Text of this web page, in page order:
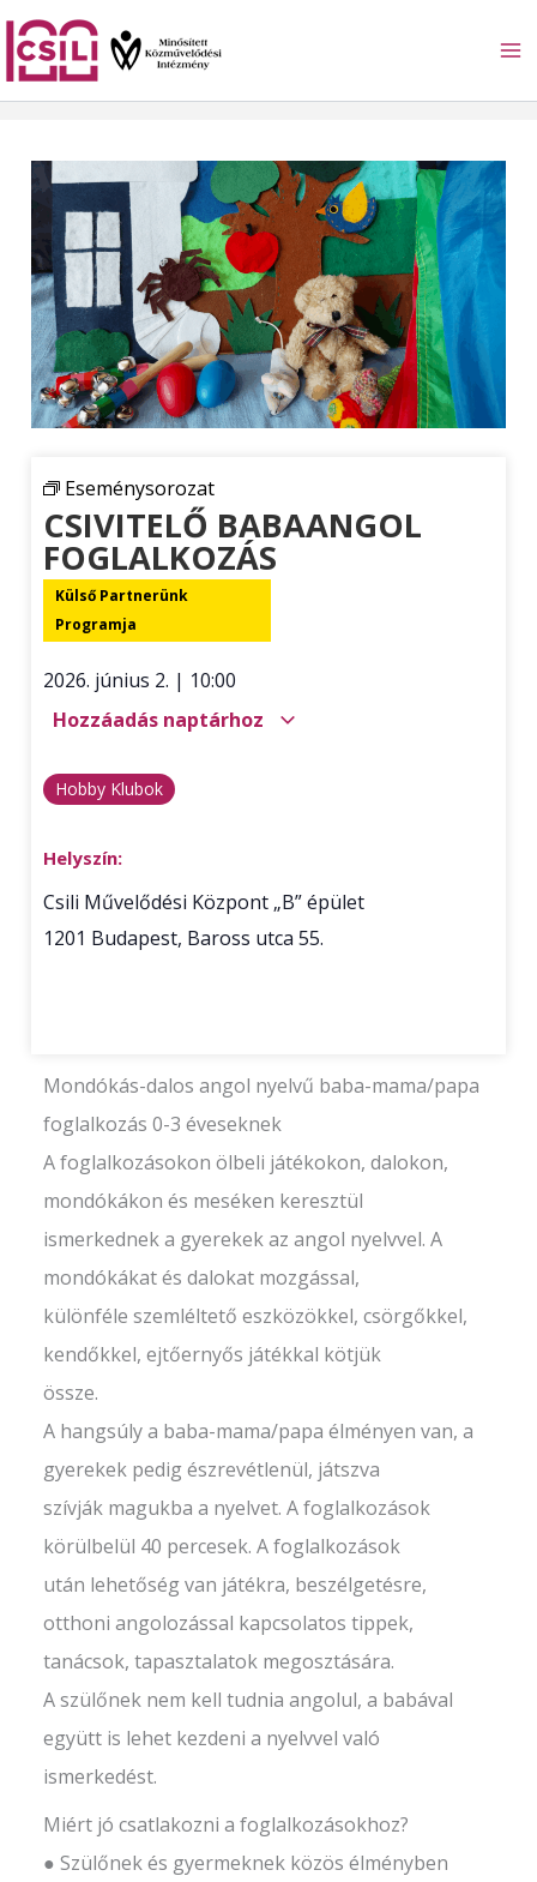
Skip
to
content
Eseménysorozat
CSIVITELŐ BABAANGOL
FOGLALKOZÁS
Külső Partnerünk
Programja
2026. június 2. | 10:00
Hozzáadás naptárhoz
Hobby Klubok
Helyszín:
Csili Művelődési Központ „B” épület
1201 Budapest, Baross utca 55.
Mondókás-dalos angol nyelvű baba-mama/papa
foglalkozás 0-3 éveseknek
A foglalkozásokon ölbeli játékokon, dalokon,
mondókákon és meséken keresztül
ismerkednek a gyerekek az angol nyelvvel. A
mondókákat és dalokat mozgással,
különféle szemléltető eszközökkel, csörgőkkel,
kendőkkel, ejtőernyős játékkal kötjük
össze.
A hangsúly a baba-mama/papa élményen van, a
gyerekek pedig észrevétlenül, játszva
szívják magukba a nyelvet. A foglalkozások
körülbelül 40 percesek. A foglalkozások
után lehetőség van játékra, beszélgetésre,
otthoni angolozással kapcsolatos tippek,
tanácsok, tapasztalatok megosztására.
A szülőnek nem kell tudnia angolul, a babával
együtt is lehet kezdeni a nyelvvel való
ismerkedést.
Miért jó csatlakozni a foglalkozásokhoz?
● Szülőnek és gyermeknek közös élményben